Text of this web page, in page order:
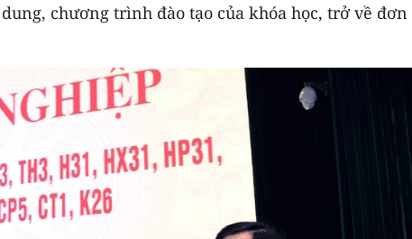
chương trình đào tạo của khóa học, trở về